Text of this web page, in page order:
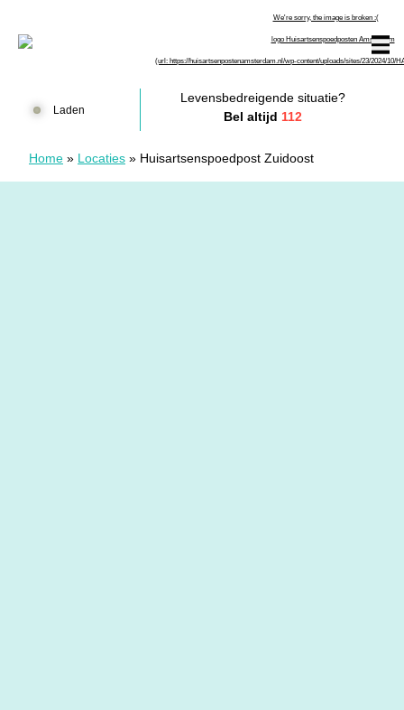
Laden
Levensbedreigende situatie?
Bel altijd 112
Home » Locaties » Huisartsenspoedpost Zuidoost